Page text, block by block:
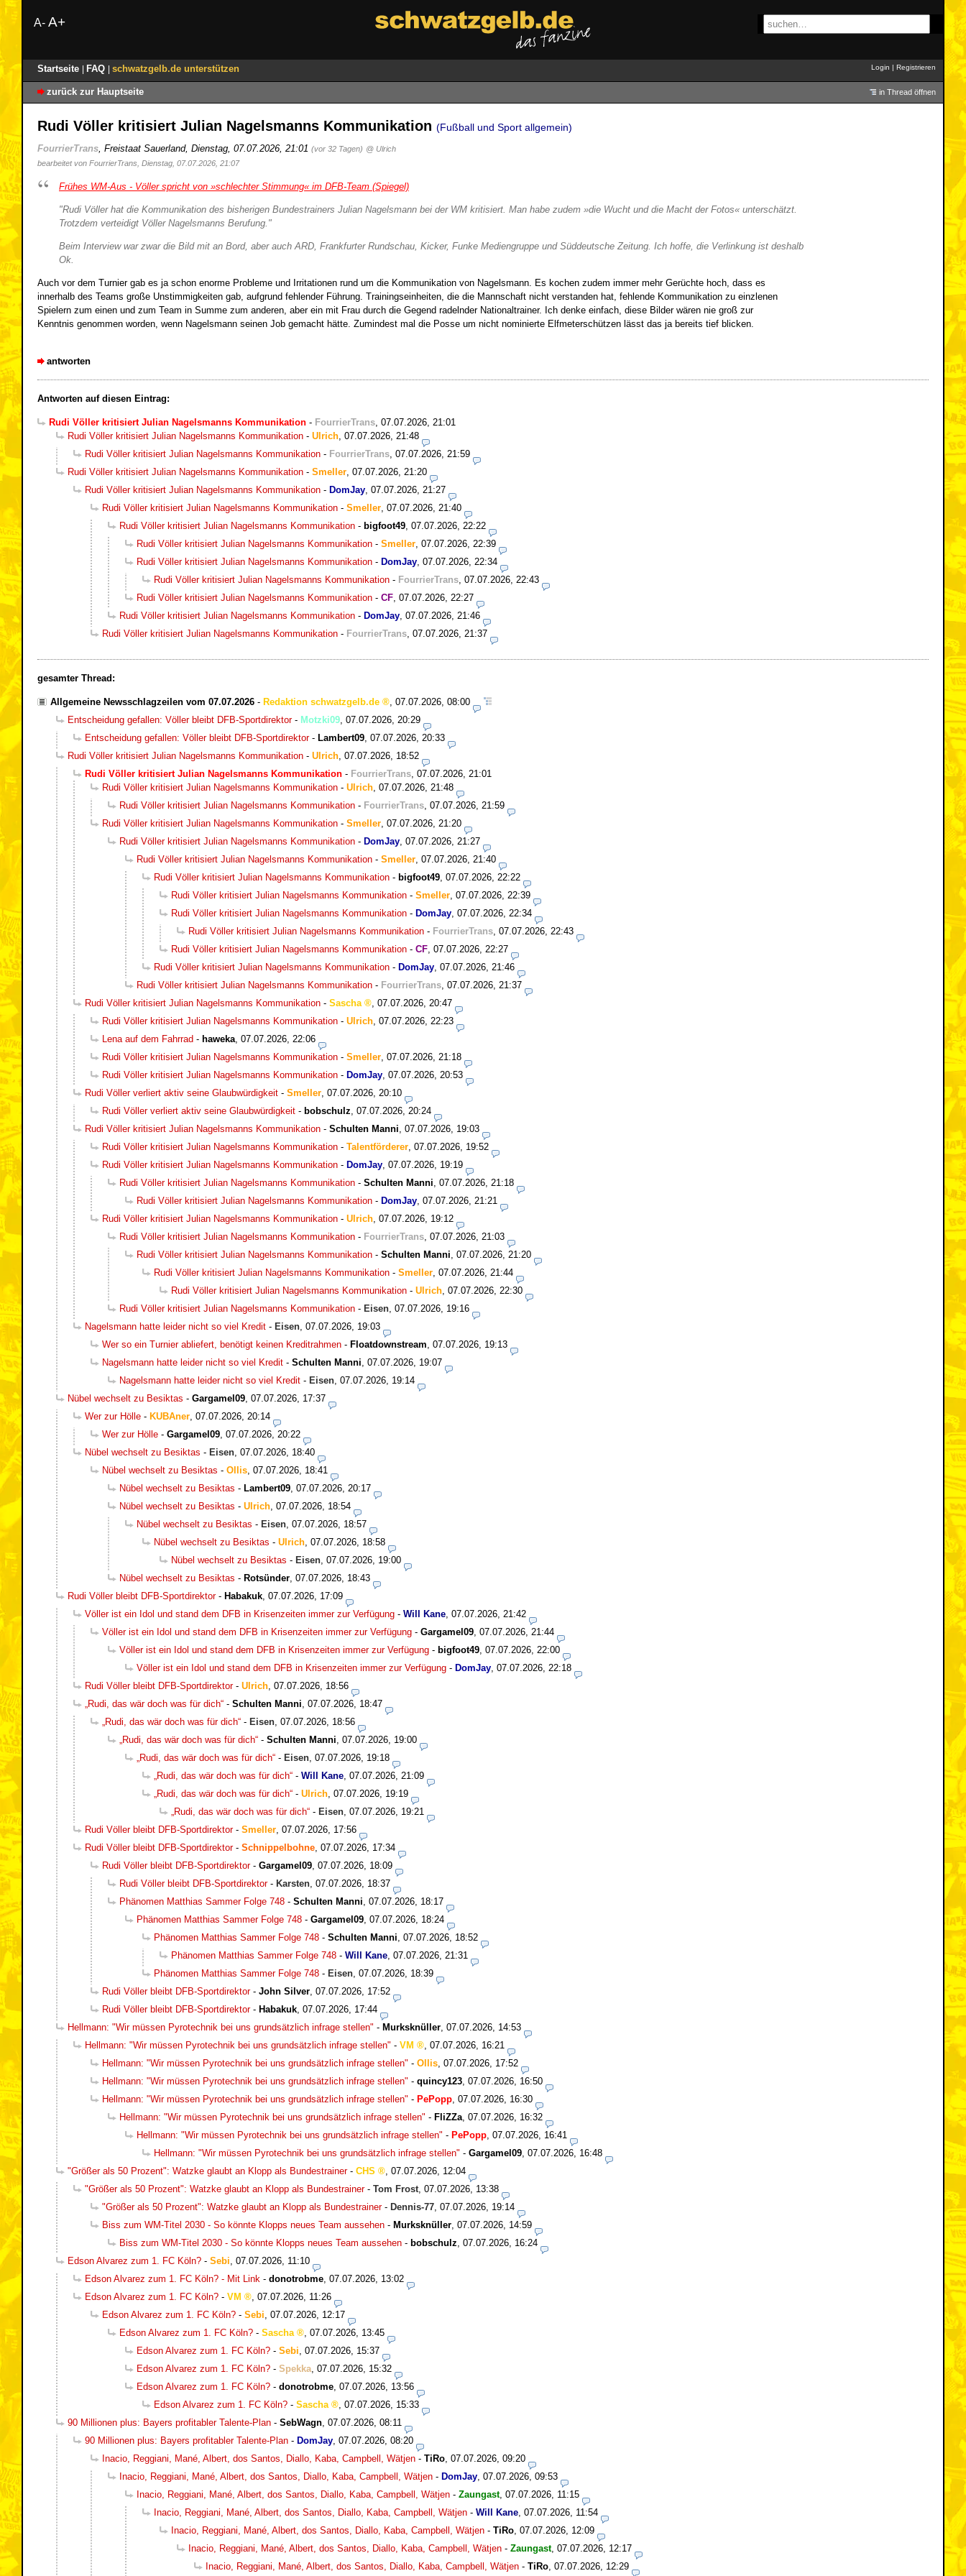
A- A+
Startseite FAQ schwatzgelb.de unterstützen Login | Registrieren
zurück zur Hauptseite in Thread öffnen
Rudi Völler kritisiert Julian Nagelsmanns Kommunikation (Fußball und Sport allgemein)
FourrierTrans Freistaat Sauerland, Dienstag, 07.07.2026, 21:01 (vor 32 Tagen) @ Ulrich
bearbeitet von FourrierTrans, Dienstag, 07.07.2026, 21:07
Frühes WM-Aus - Völler spricht von »schlechter Stimmung« im DFB-Team (Spiegel)
"Rudi Völler hat die Kommunikation des bisherigen Bundestrainers Julian Nagelsmann bei der WM kritisiert. Man habe zudem »die Wucht und die Macht der Fotos« unterschätzt.
Trotzdem verteidigt Völler Nagelsmanns Berufung. "
Beim Interview war zwar die Bild mit an Bord, aber auch ARD, Frankfurter Rundschau, Kicker, Funke Mediengruppe und Süddeutsche Zeitung. Ich hoffe, die Verlinkung ist deshalb
Ok.
Auch vor dem Turnier gab es ja schon enorme Probleme und Irritationen rund um die Kommunikation von Nagelsmann. Es kochen zudem immer mehr Gerüchte hoch, dass es
innerhalb des Teams große Unstimmigkeiten gab, aufgrund fehlender Führung. Trainingseinheiten, die die Mannschaft nicht verstanden hat, fehlende Kommunikation zu einzlenen
Spielern zum einen und zum Team in Summe zum anderen, aber ein mit Frau durch die Gegend radelnder Nationaltrainer. Ich denke einfach, diese Bilder wären nie groß zur
Kenntnis genommen worden, wenn Nagelsmann seinen Job gemacht hätte. Zumindest mal die Posse um nicht nominierte Elfmeterschützen lässt das ja bereits tief blicken.
antworten
Antworten auf diesen Eintrag:
Rudi Völler kritisiert Julian Nagelsmanns Kommunikation - FourrierTrans, 07.07.2026, 21:01
Rudi Völler kritisiert Julian Nagelsmanns Kommunikation - Ulrich, 07.07.2026, 21:48
Rudi Völler kritisiert Julian Nagelsmanns Kommunikation - FourrierTrans, 07.07.2026, 21:59
Rudi Völler kritisiert Julian Nagelsmanns Kommunikation - Smeller, 07.07.2026, 21:20
Rudi Völler kritisiert Julian Nagelsmanns Kommunikation - DomJay, 07.07.2026, 21:27
Rudi Völler kritisiert Julian Nagelsmanns Kommunikation - Smeller, 07.07.2026, 21:40
Rudi Völler kritisiert Julian Nagelsmanns Kommunikation - bigfoot49, 07.07.2026, 22:22
Rudi Völler kritisiert Julian Nagelsmanns Kommunikation - Smeller, 07.07.2026, 22:39
Rudi Völler kritisiert Julian Nagelsmanns Kommunikation - DomJay, 07.07.2026, 22:34
Rudi Völler kritisiert Julian Nagelsmanns Kommunikation - FourrierTrans, 07.07.2026, 22:43
Rudi Völler kritisiert Julian Nagelsmanns Kommunikation - CF, 07.07.2026, 22:27
Rudi Völler kritisiert Julian Nagelsmanns Kommunikation - DomJay, 07.07.2026, 21:46
Rudi Völler kritisiert Julian Nagelsmanns Kommunikation - FourrierTrans, 07.07.2026, 21:37
gesamter Thread:
Allgemeine Newsschlagzeilen vom 07.07.2026 - Redaktion schwatzgelb.de , 07.07.2026, 08:00
Entscheidung gefallen: Völler bleibt DFB-Sportdirektor- Motzki09, 07.07.2026, 20:29
Entscheidung gefallen: Völler bleibt DFB-Sportdirektor- Lambert09, 07.07.2026, 20:33
Rudi Völler kritisiert Julian Nagelsmanns Kommunikation - Ulrich, 07.07.2026, 18:52
Rudi Völler kritisiert Julian Nagelsmanns Kommunikation - FourrierTrans, 07.07.2026, 21:01
Rudi Völler kritisiert Julian Nagelsmanns Kommunikation - Ulrich, 07.07.2026, 21:48
Rudi Völler kritisiert Julian Nagelsmanns Kommunikation - FourrierTrans, 07.07.2026, 21:59
Rudi Völler kritisiert Julian Nagelsmanns Kommunikation - Smeller, 07.07.2026, 21:20
Rudi Völler kritisiert Julian Nagelsmanns Kommunikation - DomJay, 07.07.2026, 21:27
Rudi Völler kritisiert Julian Nagelsmanns Kommunikation - Smeller, 07.07.2026, 21:40
Rudi Völler kritisiert Julian Nagelsmanns Kommunikation - bigfoot49, 07.07.2026, 22:22
Rudi Völler kritisiert Julian Nagelsmanns Kommunikation - Smeller, 07.07.2026, 22:39
Rudi Völler kritisiert Julian Nagelsmanns Kommunikation - DomJay, 07.07.2026, 22:34
Rudi Völler kritisiert Julian Nagelsmanns Kommunikation - FourrierTrans, 07.07.2026, 22:43
Rudi Völler kritisiert Julian Nagelsmanns Kommunikation - CF, 07.07.2026, 22:27
Rudi Völler kritisiert Julian Nagelsmanns Kommunikation - DomJay, 07.07.2026, 21:46
Rudi Völler kritisiert Julian Nagelsmanns Kommunikation - FourrierTrans, 07.07.2026, 21:37
Rudi Völler kritisiert Julian Nagelsmanns Kommunikation - Sascha , 07.07.2026, 20:47
Rudi Völler kritisiert Julian Nagelsmanns Kommunikation - Ulrich, 07.07.2026, 22:23
Lena auf dem Fahrrad - haweka, 07.07.2026, 22:06
Rudi Völler kritisiert Julian Nagelsmanns Kommunikation - Smeller, 07.07.2026, 21:18
Rudi Völler kritisiert Julian Nagelsmanns Kommunikation - DomJay, 07.07.2026, 20:53
Rudi Völler verliert aktiv seine Glaubwürdigkeit - Smeller, 07.07.2026, 20:10
Rudi Völler verliert aktiv seine Glaubwürdigkeit - bobschulz, 07.07.2026, 20:24
Rudi Völler kritisiert Julian Nagelsmanns Kommunikation - Schulten Manni, 07.07.2026, 19:03
Rudi Völler kritisiert Julian Nagelsmanns Kommunikation - Talentförderer, 07.07.2026, 19:52
Rudi Völler kritisiert Julian Nagelsmanns Kommunikation - DomJay, 07.07.2026, 19:19
Rudi Völler kritisiert Julian Nagelsmanns Kommunikation - Schulten Manni, 07.07.2026, 21:18
Rudi Völler kritisiert Julian Nagelsmanns Kommunikation - DomJay, 07.07.2026, 21:21
Rudi Völler kritisiert Julian Nagelsmanns Kommunikation - Ulrich, 07.07.2026, 19:12
Rudi Völler kritisiert Julian Nagelsmanns Kommunikation - FourrierTrans, 07.07.2026, 21:03
Rudi Völler kritisiert Julian Nagelsmanns Kommunikation - Schulten Manni, 07.07.2026, 21:20
Rudi Völler kritisiert Julian Nagelsmanns Kommunikation - Smeller, 07.07.2026, 21:44
Rudi Völler kritisiert Julian Nagelsmanns Kommunikation - Ulrich, 07.07.2026, 22:30
Rudi Völler kritisiert Julian Nagelsmanns Kommunikation - Eisen, 07.07.2026, 19:16
Nagelsmann hatte leider nicht so viel Kredit - Eisen, 07.07.2026, 19:03
Wer so ein Turnier abliefert, benötigt keinen Kreditrahmen - Floatdownstream, 07.07.2026, 19:13
Nagelsmann hatte leider nicht so viel Kredit - Schulten Manni, 07.07.2026, 19:07
Nagelsmann hatte leider nicht so viel Kredit - Eisen, 07.07.2026, 19:14
Nübel wechselt zu Besiktas - Gargamel09, 07.07.2026, 17:37
Wer zur Hölle - KUBAner, 07.07.2026, 20:14
Wer zur Hölle - Gargamel09, 07.07.2026, 20:22
Nübel wechselt zu Besiktas - Eisen, 07.07.2026, 18:40
Nübel wechselt zu Besiktas - Ollis, 07.07.2026, 18:41
Nübel wechselt zu Besiktas - Lambert09, 07.07.2026, 20:17
Nübel wechselt zu Besiktas - Ulrich, 07.07.2026, 18:54
Nübel wechselt zu Besiktas - Eisen, 07.07.2026, 18:57
Nübel wechselt zu Besiktas - Ulrich, 07.07.2026, 18:58
Nübel wechselt zu Besiktas - Eisen, 07.07.2026, 19:00
Nübel wechselt zu Besiktas - Rotsünder, 07.07.2026, 18:43
Rudi Völler bleibt DFB-Sportdirektor- Habakuk, 07.07.2026, 17:09
Völler ist ein Idol und stand dem DFB in Krisenzeiten immer zur Verfügung - Will Kane, 07.07.2026, 21:42
Völler ist ein Idol und stand dem DFB in Krisenzeiten immer zur Verfügung - Gargamel09, 07.07.2026, 21:44
Völler ist ein Idol und stand dem DFB in Krisenzeiten immer zur Verfügung - bigfoot49, 07.07.2026, 22:00
Völler ist ein Idol und stand dem DFB in Krisenzeiten immer zur Verfügung - DomJay, 07.07.2026, 22:18
Rudi Völler bleibt DFB-Sportdirektor- Ulrich, 07.07.2026, 18:56
„Rudi, das wär doch was für dich“ - Schulten Manni, 07.07.2026, 18:47
„Rudi, das wär doch was für dich“ - Eisen, 07.07.2026, 18:56
„Rudi, das wär doch was für dich“ - Schulten Manni, 07.07.2026, 19:00
„Rudi, das wär doch was für dich“ - Eisen, 07.07.2026, 19:18
„Rudi, das wär doch was für dich“ - Will Kane, 07.07.2026, 21:09
„Rudi, das wär doch was für dich“ - Ulrich, 07.07.2026, 19:19
„Rudi, das wär doch was für dich“ - Eisen, 07.07.2026, 19:21
Rudi Völler bleibt DFB-Sportdirektor- Smeller, 07.07.2026, 17:56
Rudi Völler bleibt DFB-Sportdirektor- Schnippelbohne, 07.07.2026, 17:34
Rudi Völler bleibt DFB-Sportdirektor- Gargamel09, 07.07.2026, 18:09
Rudi Völler bleibt DFB-Sportdirektor- Karsten, 07.07.2026, 18:37
Phänomen Matthias Sammer Folge 748 - Schulten Manni, 07.07.2026, 18:17
Phänomen Matthias Sammer Folge 748 - Gargamel09, 07.07.2026, 18:24
Phänomen Matthias Sammer Folge 748 - Schulten Manni, 07.07.2026, 18:52
Phänomen Matthias Sammer Folge 748 - Will Kane, 07.07.2026, 21:31
Phänomen Matthias Sammer Folge 748 - Eisen, 07.07.2026, 18:39
Rudi Völler bleibt DFB-Sportdirektor- John Silver, 07.07.2026, 17:52
Rudi Völler bleibt DFB-Sportdirektor- Habakuk, 07.07.2026, 17:44
Hellmann: "Wir müssen Pyrotechnik bei uns grundsätzlich infrage stellen" - Murksknüller, 07.07.2026, 14:53
Hellmann: "Wir müssen Pyrotechnik bei uns grundsätzlich infrage stellen" - VM , 07.07.2026, 16:21
Hellmann: "Wir müssen Pyrotechnik bei uns grundsätzlich infrage stellen" - Ollis, 07.07.2026, 17:52
Hellmann: "Wir müssen Pyrotechnik bei uns grundsätzlich infrage stellen" - quincy123, 07.07.2026, 16:50
Hellmann: "Wir müssen Pyrotechnik bei uns grundsätzlich infrage stellen" - PePopp, 07.07.2026, 16:30
Hellmann: "Wir müssen Pyrotechnik bei uns grundsätzlich infrage stellen" - FliZZa, 07.07.2026, 16:32
Hellmann: "Wir müssen Pyrotechnik bei uns grundsätzlich infrage stellen" - PePopp, 07.07.2026, 16:41
Hellmann: "Wir müssen Pyrotechnik bei uns grundsätzlich infrage stellen" - Gargamel09, 07.07.2026, 16:48
"Größer als 50 Prozent": Watzke glaubt an Klopp als Bundestrainer- CHS , 07.07.2026, 12:04
"Größer als 50 Prozent": Watzke glaubt an Klopp als Bundestrainer- Tom Frost, 07.07.2026, 13:38
"Größer als 50 Prozent": Watzke glaubt an Klopp als Bundestrainer- Dennis-77, 07.07.2026, 19:14
Biss zum WM-Titel 2030 - So könnte Klopps neues Team aussehen - Murksknüller, 07.07.2026, 14:59
Biss zum WM-Titel 2030 - So könnte Klopps neues Team aussehen - bobschulz, 07.07.2026, 16:24
Edson Alvarez zum 1. FC Köln? - Sebi, 07.07.2026, 11:10
Edson Alvarez zum 1. FC Köln? - Mit Link - donotrobme, 07.07.2026, 13:02
Edson Alvarez zum 1. FC Köln? - VM , 07.07.2026, 11:26
Edson Alvarez zum 1. FC Köln? - Sebi, 07.07.2026, 12:17
Edson Alvarez zum 1. FC Köln? - Sascha , 07.07.2026, 13:45
Edson Alvarez zum 1. FC Köln? - Sebi, 07.07.2026, 15:37
Edson Alvarez zum 1. FC Köln? - Spekka, 07.07.2026, 15:32
Edson Alvarez zum 1. FC Köln? - donotrobme, 07.07.2026, 13:56
Edson Alvarez zum 1. FC Köln? - Sascha , 07.07.2026, 15:33
90 Millionen plus: Bayers profitabler Talente-Plan - SebWagn, 07.07.2026, 08:11
90 Millionen plus: Bayers profitabler Talente-Plan - DomJay, 07.07.2026, 08:20
Inacio, Reggiani, Mané, Albert, dos Santos, Diallo, Kaba, Campbell, Wätjen - TiRo, 07.07.2026, 09:20
Inacio, Reggiani, Mané, Albert, dos Santos, Diallo, Kaba, Campbell, Wätjen - DomJay, 07.07.2026, 09:53
Inacio, Reggiani, Mané, Albert, dos Santos, Diallo, Kaba, Campbell, Wätjen - Zaungast, 07.07.2026, 11:15
Inacio, Reggiani, Mané, Albert, dos Santos, Diallo, Kaba, Campbell, Wätjen - Will Kane, 07.07.2026, 11:54
Inacio, Reggiani, Mané, Albert, dos Santos, Diallo, Kaba, Campbell, Wätjen - TiRo, 07.07.2026, 12:09
Inacio, Reggiani, Mané, Albert, dos Santos, Diallo, Kaba, Campbell, Wätjen - Zaungast, 07.07.2026, 12:17
Inacio, Reggiani, Mané, Albert, dos Santos, Diallo, Kaba, Campbell, Wätjen - TiRo, 07.07.2026, 12:29